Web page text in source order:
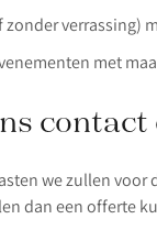
zonder verrassing)
met
contact
we zullen voor
dan een offerte